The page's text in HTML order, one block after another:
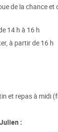
de la chance
14 h à 16 h
à partir de 16 h
et repas à midi
: